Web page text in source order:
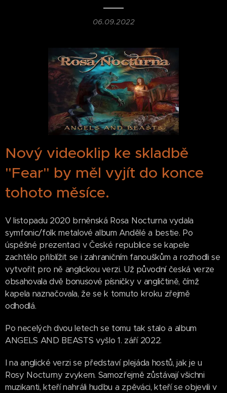
06.09.2022
Nový videoklip ke skladbě
"Fear" by měl vyjít do konce
tohoto měsíce.
V listopadu 2020 brněnská Rosa Nocturna vydala
symfonic/folk metalové album Andělé a bestie. Po
úspěšné prezentaci v České republice se kapele
zachtělo přiblížit se i zahraničním fanouškům a rozhodli se
vytvořit pro ně anglickou verzi. Už původní česká verze
obsahovala dvě bonusové písničky v angličtině, čímž
kapela naznačovala, že se k tomuto kroku zřejmě
odhodlá.
Po necelých dvou letech se tomu tak stalo a album
ANGELS AND BEASTS vyšlo 1. září 2022.
I na anglické verzi se představí plejáda hostů, jak je u
Rosy Nocturny zvykem. Samozřejmě zůstávají všichni
muzikanti, kteří nahráli hudbu a zpěváci, kteří se objevili v